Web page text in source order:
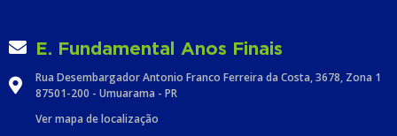
E. Fundamental Anos Finais
Rua Desembargador Antonio Franco Ferreira da Costa, 3678, Zona 1
87501-200 - Umuarama - PR
Ver mapa de localização